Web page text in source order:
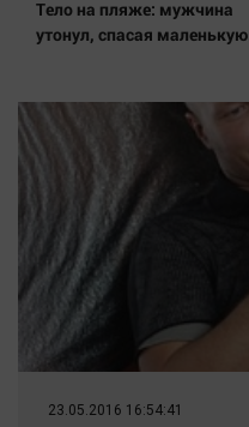
Тело на пляже: мужчина
утонул, спасая маленькую
23.05.2016 16:54:41